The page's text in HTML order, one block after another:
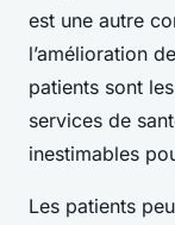
est une autre
l’amélioration
patients sont
services de
inestimables
Les patients